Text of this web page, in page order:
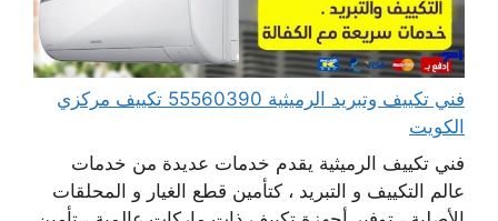
فني تكييف وتبريد الرميثية 55560390 تكييف مركزي
الكويت
فني تكييف الرميثية يقدم خدمات عديدة من خدمات
عالم التكييف و التبريد ، كتأمين قطع الغيار و المحلقات